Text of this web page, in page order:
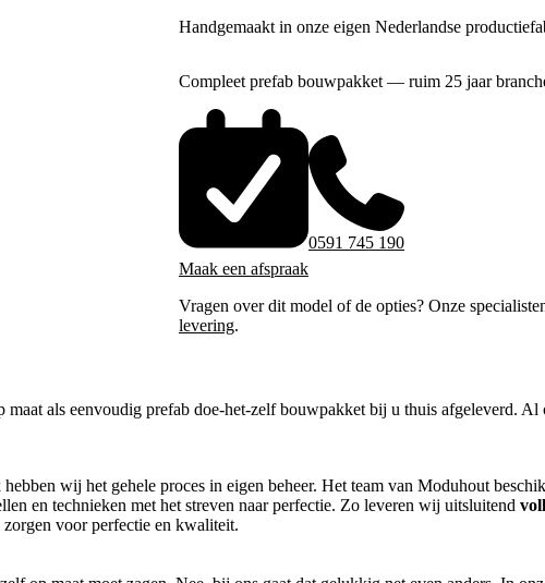
Handgemaakt in onze eigen Nederlandse
Compleet prefab bouwpakket — ruim 25 jaar
Maak een afspraak
0591 745 190
Vragen over dit model of de opties? Onze
levering.
als eenvoudig prefab doe-het-zelf bouwpakket bij u thuis afgeleverd.
wij het gehele proces in eigen beheer. Het team van Moduhout
en technieken met het streven naar perfectie. Zo leveren wij uitsluitend
voor perfectie en kwaliteit.